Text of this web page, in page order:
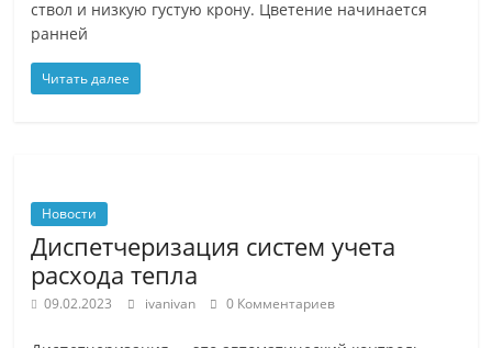
ствол и низкую густую крону. Цветение начинается
ранней
Читать далее
Новости
Диспетчеризация систем учета
расхода тепла
09.02.2023 ivanivan 0 Комментариев